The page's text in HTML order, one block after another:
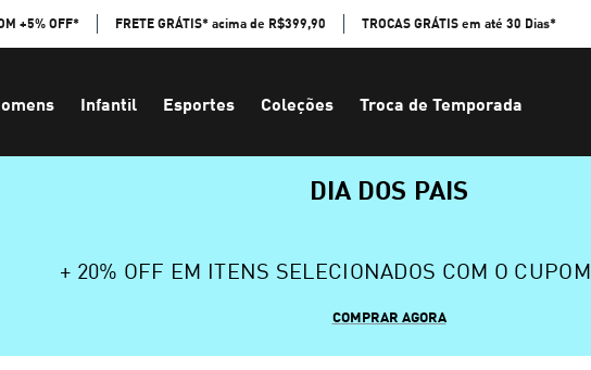
+5% OFF* FRETE GRÁTIS* acima de R$399,90 TROCAS GRÁTIS em até 30 Dias*
Infantil Esportes Coleções Troca de Temporada
DIA DOS PAIS
+ 20% OFF EM ITENS SELECIONADOS COM O CUPOM
COMPRAR AGORA